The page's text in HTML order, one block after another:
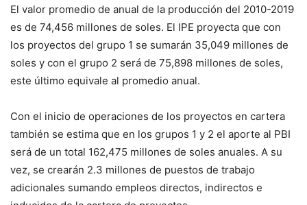
El valor promedio de anual de la producción del 2010-2019
es de 74,456 millones de soles. El IPE proyecta que con
los proyectos del grupo 1 se sumarán 35,049 millones de
soles y con el grupo 2 será de 75,898 millones de soles,
este último equivale al promedio anual.
Con el inicio de operaciones de los proyectos en cartera
también se estima que en los grupos 1 y 2 el aporte al PBI
será de un total 162,475 millones de soles anuales. A su
vez, se crearán 2.3 millones de puestos de trabajo
adicionales sumando empleos directos, indirectos e